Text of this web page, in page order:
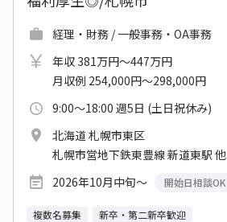
経理・財務 / 一般事務・OA事務
年収 381万円～447万円
月収例 254,000円～298,000円
9:00～18:00 週5日 (土日祝休み)
北海道 札幌市東区
札幌市営地下鉄東豊線 新道東駅 他
2026年10月中旬～
開始日相談OK
複数名募集 新卒・第二新卒歓迎